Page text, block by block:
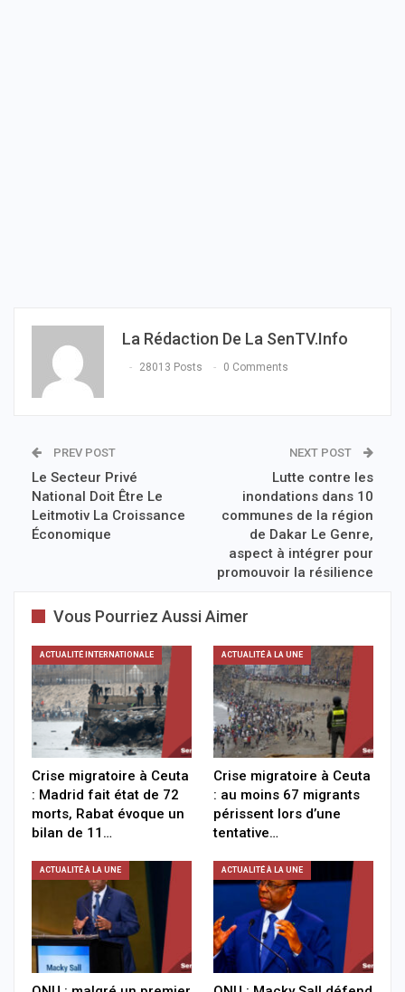
La Rédaction De La SenTV.info
28013 Posts 0 Comments
PREV POST
Le Secteur Privé
National Doit Être Le
Leitmotiv La Croissance
Économique
NEXT POST
Lutte contre les
inondations dans 10
communes de la région
de Dakar Le Genre,
aspect à intégrer pour
promouvoir la résilience
Vous Pourriez Aussi Aimer
ACTUALITÉ INTERNATIONALE
Crise migratoire à Ceuta
: Madrid fait état de 72
morts, Rabat évoque un
bilan de 11…
ACTUALITÉ À LA UNE
Crise migratoire à Ceuta
: au moins 67 migrants
périssent lors d’une
tentative…
ACTUALITÉ À LA UNE ACTUALITÉ À LA UNE